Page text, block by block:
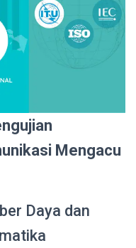
Mengacu
Daya dan